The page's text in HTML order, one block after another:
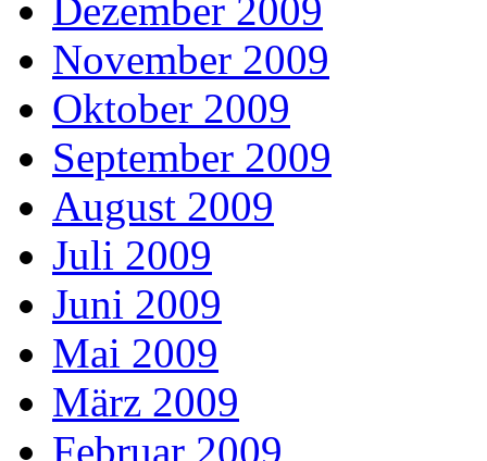
Dezember 2009
November 2009
Oktober 2009
September 2009
August 2009
Juli 2009
Juni 2009
Mai 2009
März 2009
Februar 2009